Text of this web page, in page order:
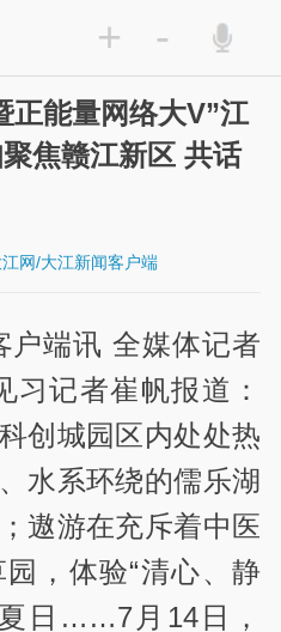
+ -
正能量网络大V”江
焦赣江新区 共话
江网/大江新闻客户端
户端讯 全媒体记者
习记者崔帆报道：
创城园区内处处热
水系环绕的儒乐湖
遨游在充斥着中医
，体验“清心、静
日……7月14日，